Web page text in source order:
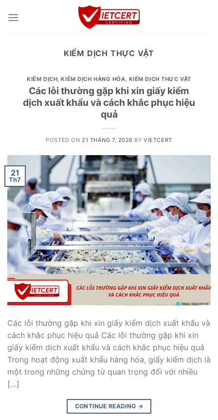
KIỂM DỊCH THỰC VẬT
KIỂM DỊCH,KIỂM DỊCH HÀNG HÓA, KIỂM DỊCH THỰC VẬT
Các lỗi thường gặp khi xin giấy kiểm
dịch xuất khẩu và cách khắc phục hiệu
quả
POSTED ON 21 THÁNG 7, 2026 BYVIETCERT
21
Th7
Các lỗi thường gặp khi xin giấy kiểm dịch xuất khẩu và
cách khắc phục hiệu quả Các lỗi thường gặp khi xin
giấy kiểm dịch xuất khẩu và cách khắc phục hiệu quả
Trong hoạt động xuất khẩu hàng hóa, giấy kiểm dịch là
một trong những chứng từ quan trọng đối với nhiều
[…]
CONTINUE READING →